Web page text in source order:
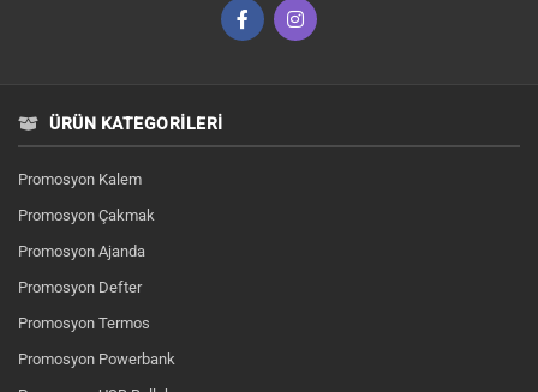
ÜRÜN KATEGORILERI
Promosyon Kalem
Promosyon Çakmak
Promosyon Ajanda
Promosyon Defter
Promosyon Termos
Promosyon Powerbank